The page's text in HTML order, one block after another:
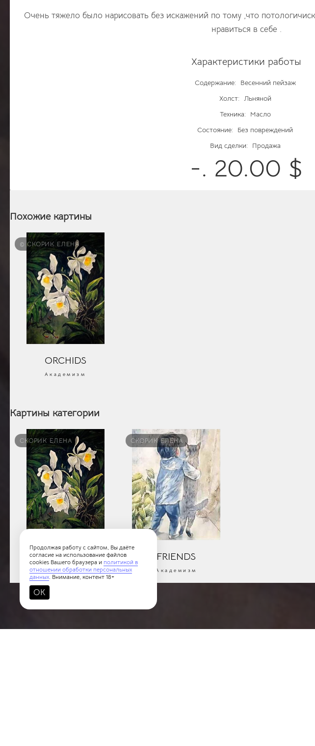
Очень тяжело было нарисовать без искажений по тому ,что
нравиться в себе .
Характеристики работы
Содержание:
Весенний пейзаж
Холст: Льняной
Техника:
Масло
Состояние:
Без повреждений
Вид сделки:
Продажа
-. 20.00 $
Похожие картины
© СКОРИК ЕЛЕНА
ORCHIDS
Академизм
Картины категории
СКОРИК ЕЛЕНА
ORCHIDS
Академизм
СКОРИК ЕЛЕНА
FRIENDS
Академизм
Продолжая работу с сайтом, Вы даёте
согласие на использование файлов
cookies Вашего браузера и политикой в
отношении обработки персональных
данных. Внимание, контент 18+
OK